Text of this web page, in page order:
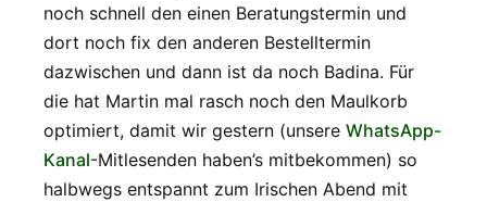
noch schnell den einen Beratungstermin und
dort noch fix den anderen Bestelltermin
dazwischen und dann ist da noch Badina. Für
die hat Martin mal rasch noch den Maulkorb
optimiert, damit wir gestern (unsere WhatsApp-
Kanal-Mitlesenden haben’s mitbekommen) so
halbwegs entspannt zum Irischen Abend mit